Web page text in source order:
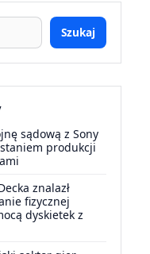
Szukaj
sądową z Sony
produkcji
znalazł
fizycznej
dyskietek z